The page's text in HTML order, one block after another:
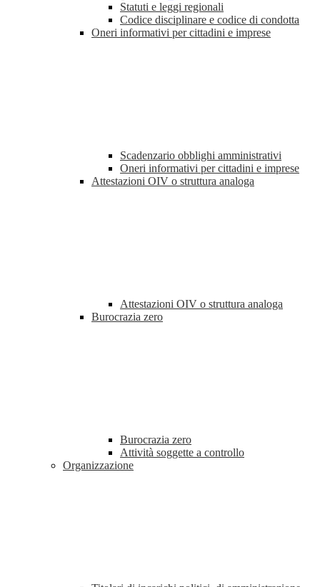
Statuti e leggi regionali
Codice disciplinare e codice di condotta
Oneri informativi per cittadini e imprese
Scadenzario obblighi amministrativi
Oneri informativi per cittadini e imprese
Attestazioni OIV o struttura analoga
Attestazioni OIV o struttura analoga
Burocrazia zero
Burocrazia zero
Attività soggette a controllo
Organizzazione